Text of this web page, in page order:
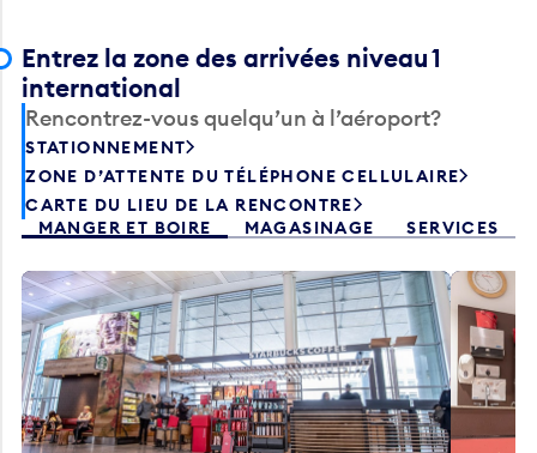
Entrez la zone des arrivées niveau 1
international
Rencontrez-vous quelqu’un à l’aéroport?
STATIONNEMENT
ZONE D’ATTENTE DU TÉLÉPHONE CELLULAIRE
CARTE DU LIEU DE LA RENCONTRE
MANGER ET BOIRE
MAGASINAGE SERVICES